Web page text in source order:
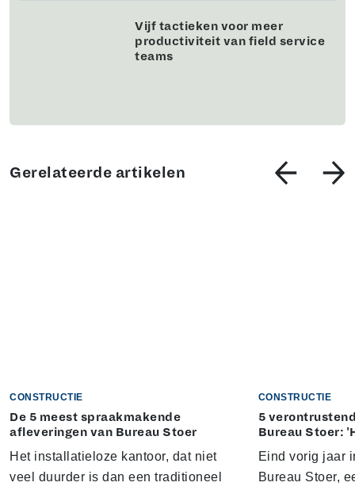
Vijf tactieken voor meer
productiviteit van field service
teams
Gerelateerde artikelen
CONSTRUCTIE
De 5 meest spraakmakende
afleveringen van Bureau Stoer
Het installatieloze kantoor, dat niet
veel duurder is dan een traditioneel
CONSTRUCTIE
5
Bureau Stoer:
Eind vorig jaar
Bureau Stoer,